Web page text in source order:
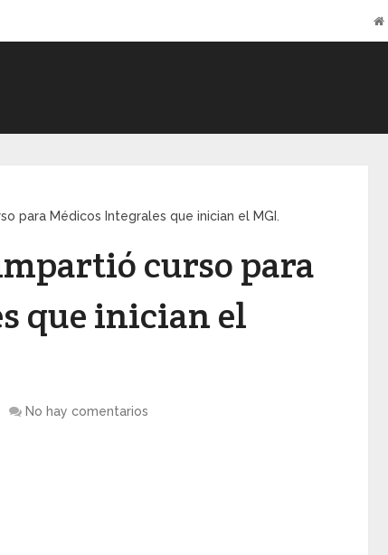
para Médicos Integrales que inician el MGI.
curso para
que inician el
No hay comentarios